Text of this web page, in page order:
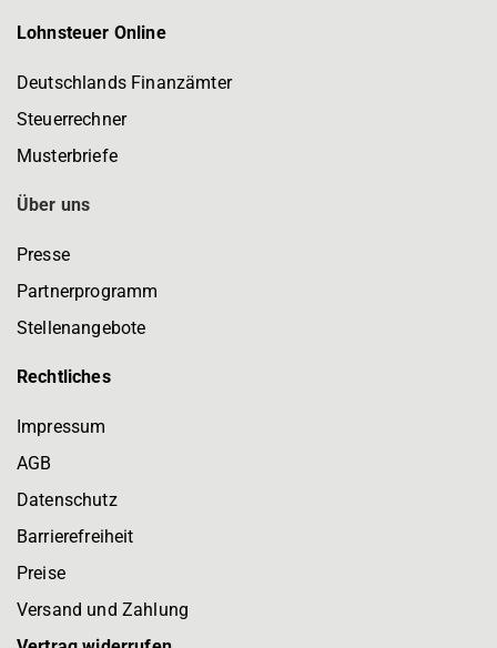
Lohnsteuer Online
Deutschlands Finanzämter
Steuerrechner
Musterbriefe
Über uns
Presse
Partnerprogramm
Stellenangebote
Rechtliches
Impressum
AGB
Datenschutz
Barrierefreiheit
Preise
Versand und Zahlung